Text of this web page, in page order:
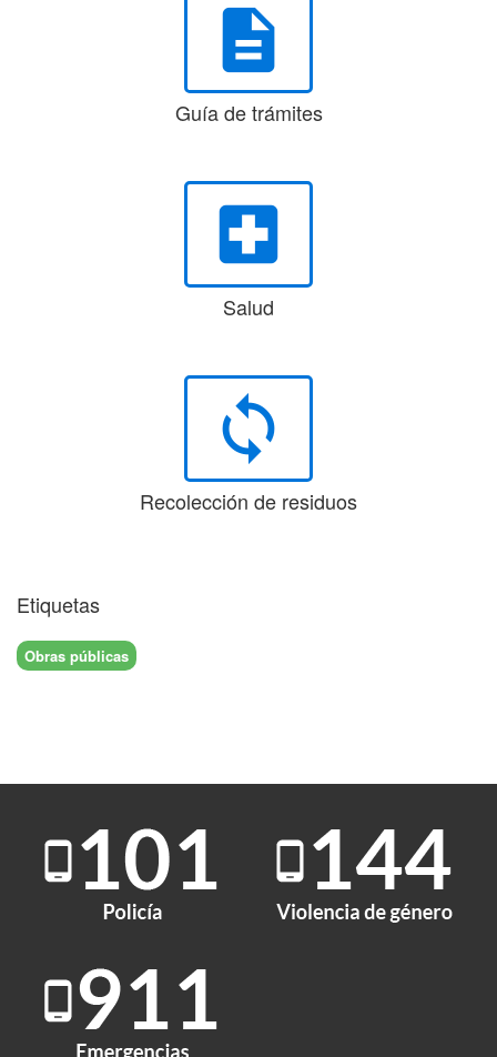
description
Guía de trámites
local_hospital
Salud
loop
Recolección de residuos
Etiquetas
Obras públicas